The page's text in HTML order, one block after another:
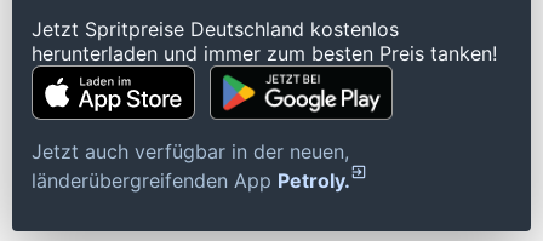
Jetzt Spritpreise Deutschland kostenlos
herunterladen und immer zum besten Preis tanken!
Jetzt auch verfügbar in der neuen,
länderübergreifenden App Petroly.